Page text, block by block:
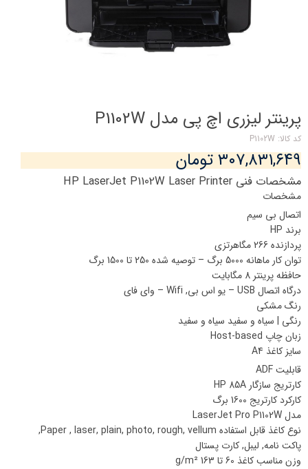
پرینتر لیزری اچ پی مدل P1102W
کد کالا: P1102W
۳۰۷,۸۳۱,۶۴۹ تومان
مشخصات فنی HP LaserJet P1102W Laser Printer
مشخصات
اتصال بی سیم
برند HP
پردازنده 266 مگاهرتزی
توان کار ماهانه 5000 برگ – توصیه شده 250 تا 1500 برگ
حافظه پرینتر 8 مگابایت
درگاه اتصال USB – یو اس بی, Wifi – وای فای
رنگمشکی
رنگی | سیاه و سفید سیاه و سفید
زبان چاپ Host-based
سایز کاغذ A4
قابلیت ADF
کارتریج سازگار HP 85A
کارکرد کارتریج 1600 برگ
مدلLaserJet Pro P1102W
نوع کاغذ قابل استفاده
Paper , laser, plain, photo, rough, vellum,
پاکت نامه, لیبل, کارت پستال
وزن مناسب کاغذ 60 تا 163 g/m²